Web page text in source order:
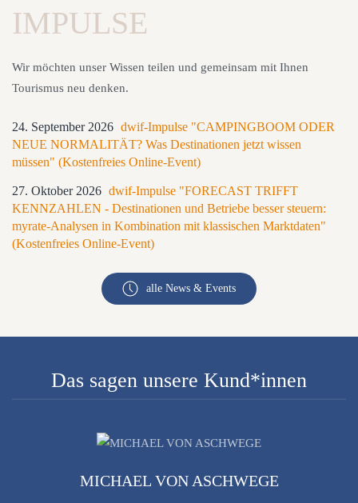
IMPULSE
Wir möchten unser Wissen teilen und gemeinsam mit Ihnen
Tourismus neu denken.
24. September 2026 dwif-Impulse "CAMPINGBOOM ODER
NEUE NORMALITÄT? Was Destinationen jetzt wissen
müssen" (Kostenfreies Online-Event)
27. Oktober 2026 dwif-Impulse "FORECAST TRIFFT
KENNZAHLEN - Destinationen und Betriebe besser steuern:
myrate-Analysen in Kombination mit klassischen Marktdaten"
(Kostenfreies Online-Event)
alle News & Events
Das sagen unsere Kund*innen
MICHAEL VON ASCHWEGE